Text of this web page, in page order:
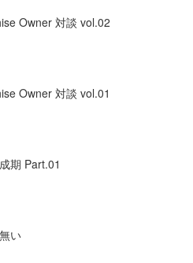
Owner 対談 vol.02
Owner 対談 vol.01
期 Part.01
い